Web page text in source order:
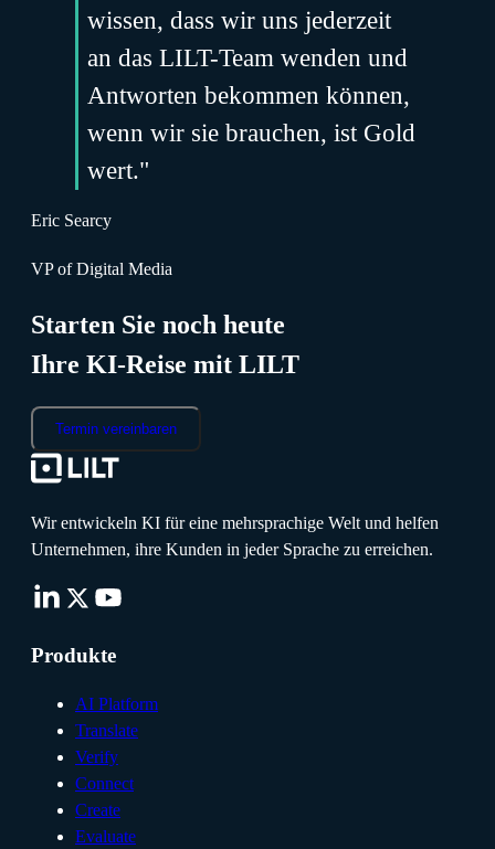
wissen, dass wir uns jederzeit
an das LILT-Team wenden und
Antworten bekommen können,
wenn wir sie brauchen, ist Gold
wert."
Eric Searcy
VP of Digital Media
Starten Sie noch heute
Ihre KI-Reise mit LILT
Termin vereinbaren
Wir entwickeln KI für eine mehrsprachige Welt und helfen
Unternehmen, ihre Kunden in jeder Sprache zu erreichen.
Produkte
AI Platform
Translate
Verify
Connect
Create
Evaluate